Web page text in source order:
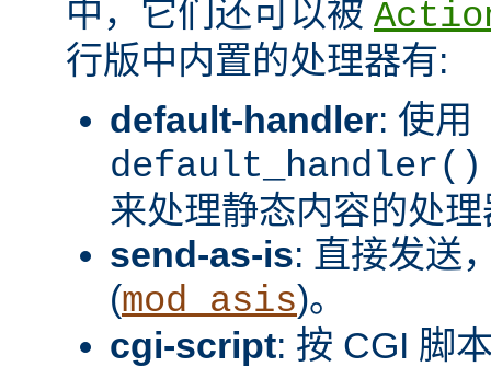
中，它们还可以被
行版中内置的处理器有:
default-handler: 使用
default_handler()
来处理静态内容的处
send-as-is: 直接发送
(mod_asis)。
cgi-script: 按 CGI 脚